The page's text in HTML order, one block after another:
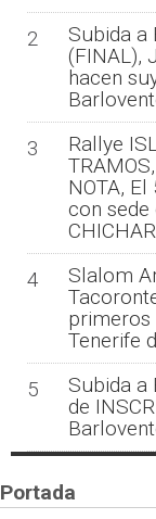
2
Subida a
(FINAL),
hacen
3
Rallye
NOTA,
con sede
4
Slalom
primeros
Tenerife
5
Subida a
de
Portada